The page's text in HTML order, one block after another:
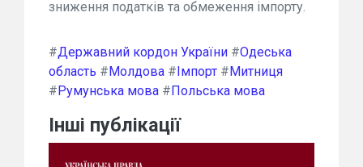
зниження податків та обмеження імпорту.
#Державний кордон України #Одеська
область # Молдова # Імпорт # Митниця
# Румунська мова # Польська мова
Інші публікації